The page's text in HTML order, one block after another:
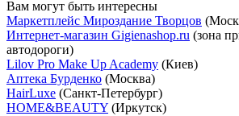
Вам могут быть интересны
Маркетплейс Мироздание Творцов
Интернет-магазин Gigienashop.ru (зона
автодороги)
Lilov Pro Make Up Academy (Киев)
Аптека Бурденко (Москва)
HairLuxe (Санкт-Петербург)
HOME&BEAUTY (Иркутск)